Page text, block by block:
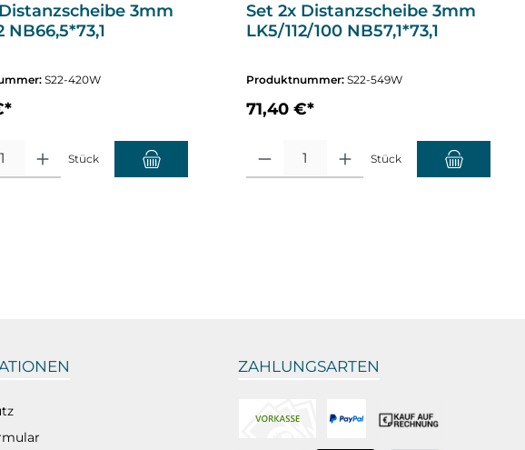
um die Anzahl zu erhöhen oder zu reduzieren.
3mm
NB66,5*73,1
S22-420W
Gib den gewünschten Wert ein oder benutze die Schaltflächen um die Anzahl zu erhöhen
Stück
Set 2x Distanzscheibe 3mm
LK5/112/100 NB57,1*73,1
Produktnummer: S22-549W
71,40 €*
Produkt Anzahl: Gib den gewünschten Wert ein
Stück
ZAHLUNGSARTEN